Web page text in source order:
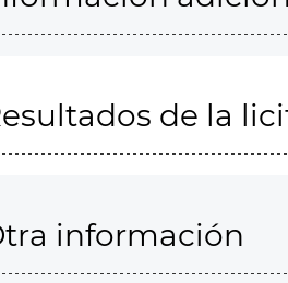
de la
información